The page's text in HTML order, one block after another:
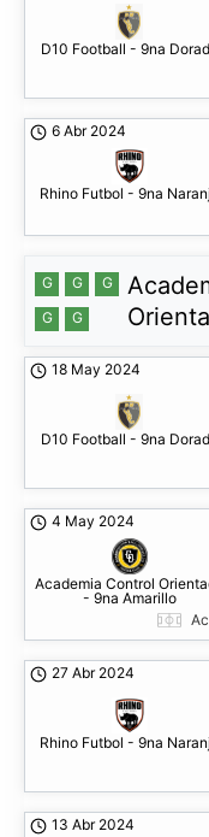
D10 Football - 9na
6 Abr 2024
Rhino Futbol - 9na
G G
G
G
G
18 May 2024
D10 Football - 9na
4 May 2024
Academia Control
- 9na Amarillo
27 Abr 2024
Rhino Futbol - 9na
13 Abr 2024